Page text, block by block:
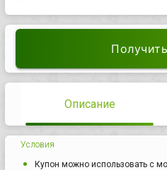
Описание
Условия
Купон можно использовать с